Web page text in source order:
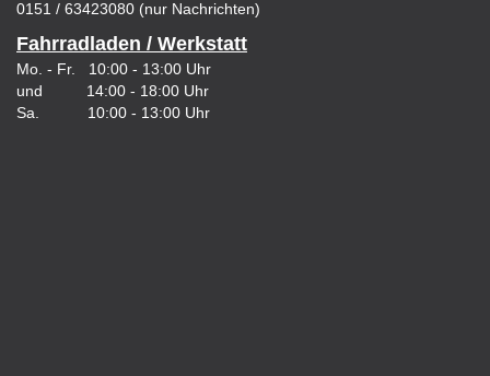
0151 / 63423080 (nur Nachrichten)
Fahrradladen / Werkstatt
Mo. - Fr. 10:00 - 13:00 Uhr
und 14:00 - 18:00 Uhr
Sa. 10:00 - 13:00 Uhr